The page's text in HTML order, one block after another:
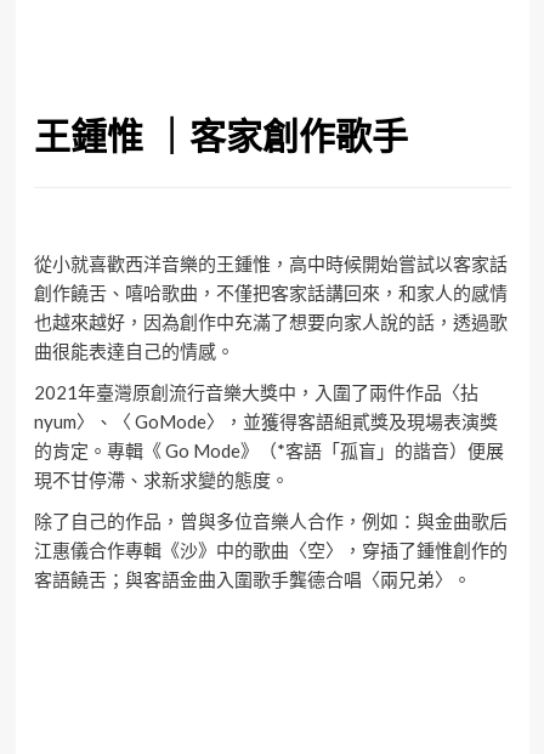
王鍾惟 ｜客家創作歌手
從小就喜歡西洋音樂的王鍾惟，高中時候開始嘗試以客家話
創作饒舌、嘻哈歌曲，不僅把客家話講回來，和家人的感情
也越來越好，因為創作中充滿了想要向家人說的話，透過歌
曲很能表達自己的情感。
2021年臺灣原創流行音樂大獎中，入圍了兩件作品〈拈
nyum〉、〈 GoMode〉，並獲得客語組貳獎及現場表演獎
的肯定。專輯《 Go Mode》（*客語「孤盲」的諧音）便展
現不甘停滯、求新求變的態度。
除了自己的作品，曾與多位音樂人合作，例如：與金曲歌后
江惠儀合作專輯《沙》中的歌曲〈空〉，穿插了鍾惟創作的
客語饒舌；與客語金曲入圍歌手龔德合唱〈兩兄弟〉。